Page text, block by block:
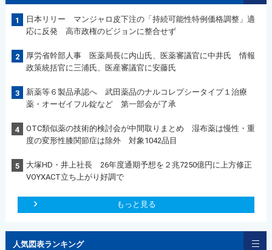
1
日本リリー マンジャロ皮下注の「持続可能性特例価格調整」適
応に反発 高市政権のビジョンに整合せず
2
厚労省幹部人事 医薬局長に内山氏、医薬審議官に中井氏 情報
政策統括官に三浦氏、医産審議官に安藤氏
3
新薬等６製品承認へ 武田薬品のナルコレプシータイプ１治療
薬・オーゼイフル錠など 第一部会が了承
4
OTC類似薬の技術的検討会が中間取りまとめ 湿布薬は慢性・重
度の変形性膝関節症は除外 対象1042品目
5
大塚HD・井上社長 26年度通期予想を２兆7250億円に上方修正
VOYXACT立ち上がり好調で
もっと見る
人気図表ランキング